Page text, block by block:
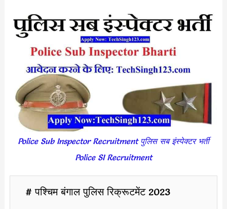
Police Sub Inspector Recruitment पुलिस सब इंस्पेक्टर भर्ती
Police SI Recruitment
# पश्चिम बंगाल पुलिस रिक्रूटमेंट 2023